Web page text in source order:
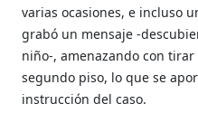
varias ocasiones, e incluso
grabó un mensaje -
niño-, amenazando con
segundo piso, lo que se
instrucción del caso.